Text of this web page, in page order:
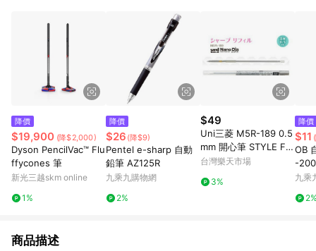
降價
$19,900 (降$2,000)
Dyson PencilVac™ Flu
ffycones 筆
新光三越skm online
1%
降價
$26 (降$9)
Pentel e-sharp 自動
鉛筆 AZ125R
九乘九購物網
2%
$49
Uni三菱 M5R-189 0.5
mm 開心筆 STYLE FIT
自動鉛筆筆芯 自動筆芯
額下單10%點數(單一帳
台灣樂天市場
3%
降價
$11
OB
-
九乘
商品描述